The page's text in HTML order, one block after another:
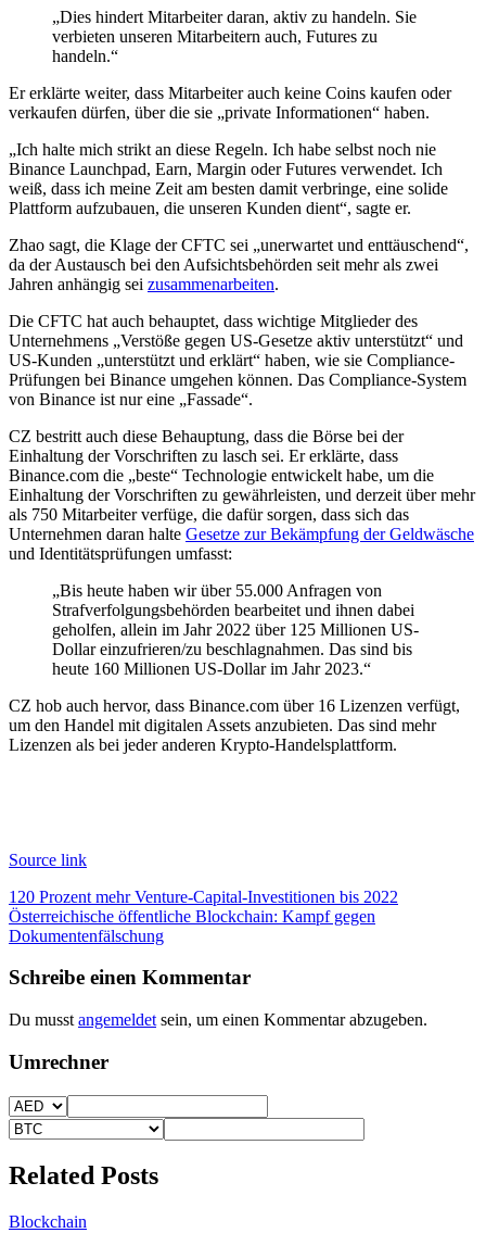
„Dies hindert Mitarbeiter daran, aktiv zu handeln. Sie
verbieten unseren Mitarbeitern auch, Futures zu
handeln.“
Er erklärte weiter, dass Mitarbeiter auch keine Coins kaufen oder
verkaufen dürfen, über die sie „private Informationen“ haben.
„Ich halte mich strikt an diese Regeln. Ich habe selbst noch nie
Binance Launchpad, Earn, Margin oder Futures verwendet. Ich
weiß, dass ich meine Zeit am besten damit verbringe, eine solide
Plattform aufzubauen, die unseren Kunden dient“, sagte er.
Zhao sagt, die Klage der CFTC sei „unerwartet und enttäuschend“,
da der Austausch bei den Aufsichtsbehörden seit mehr als zwei
Jahren anhängig sei zusammenarbeiten.
Die CFTC hat auch behauptet, dass wichtige Mitglieder des
Unternehmens „Verstöße gegen US-Gesetze aktiv unterstützt“ und
US-Kunden „unterstützt und erklärt“ haben, wie sie Compliance-
Prüfungen bei Binance umgehen können. Das Compliance-System
von Binance ist nur eine „Fassade“.
CZ bestritt auch diese Behauptung, dass die Börse bei der
Einhaltung der Vorschriften zu lasch sei. Er erklärte, dass
Binance.com die „beste“ Technologie entwickelt habe, um die
Einhaltung der Vorschriften zu gewährleisten, und derzeit über mehr
als 750 Mitarbeiter verfüge, die dafür sorgen, dass sich das
Unternehmen daran halte Gesetze zur Bekämpfung der Geldwäsche
und Identitätsprüfungen umfasst:
„Bis heute haben wir über 55.000 Anfragen von
Strafverfolgungsbehörden bearbeitet und ihnen dabei
geholfen, allein im Jahr 2022 über 125 Millionen US-
Dollar einzufrieren/zu beschlagnahmen. Das sind bis
heute 160 Millionen US-Dollar im Jahr 2023.“
CZ hob auch hervor, dass Binance.com über 16 Lizenzen verfügt,
um den Handel mit digitalen Assets anzubieten. Das sind mehr
Lizenzen als bei jeder anderen Krypto-Handelsplattform.
Source link
Beitragsnavigation
120 Prozent mehr Venture-Capital-Investitionen bis 2022
Österreichische öffentliche Blockchain: Kampf gegen
Dokumentenfälschung
Schreibe einen Kommentar
Du musst angemeldet sein, um einen Kommentar abzugeben.
Umrechner
Related Posts
Blockchain